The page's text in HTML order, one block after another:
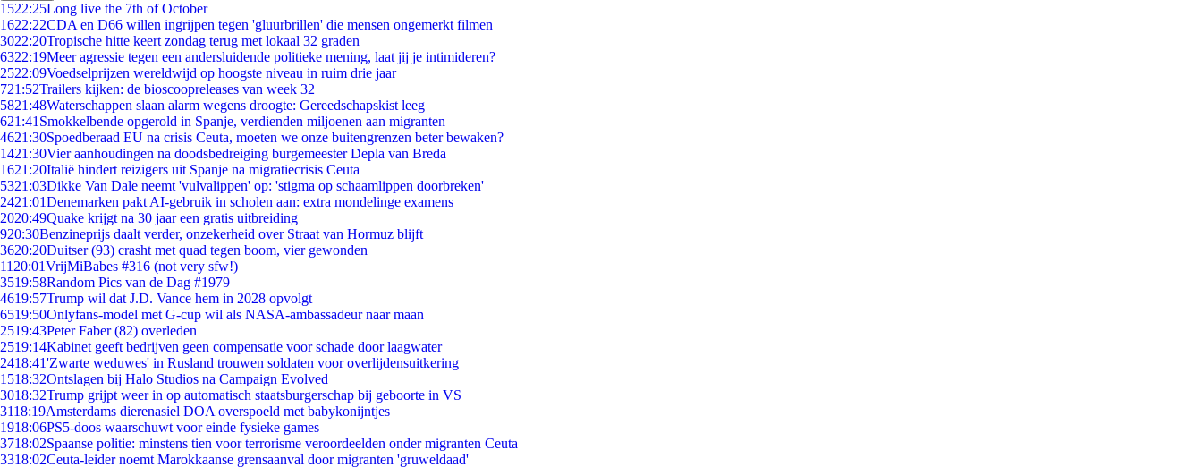
1522:25Long live the 7th of October
1622:22CDA en D66 willen ingrijpen tegen 'gluurbrillen' die mensen ongemerkt filmen
3022:20Tropische hitte keert zondag terug met lokaal 32 graden
6322:19Meer agressie tegen een andersluidende politieke mening, laat jij je intimideren?
2522:09Voedselprijzen wereldwijd op hoogste niveau in ruim drie jaar
721:52Trailers kijken: de bioscoopreleases van week 32
5821:48Waterschappen slaan alarm wegens droogte: Gereedschapskist leeg
621:41 Smokkelbende opgerold in Spanje, verdienden miljoenen aan migranten
4621:30Spoedberaad EU na crisis Ceuta, moeten we onze buitengrenzen beter bewaken?
1421:30Vier aanhoudingen na doodsbedreiging burgemeester Depla van Breda
1621:20Italië hindert reizigers uit Spanje na migratiecrisis Ceuta
5321:03Dikke Van Dale neemt 'vulvalippen' op: 'stigma op schaamlippen doorbreken'
2421:01Denemarken pakt AI-gebruik in scholen aan: extra mondelinge examens
2020:49Quake krijgt na 30 jaar een gratis uitbreiding
920:30Benzineprijs daalt verder, onzekerheid over Straat van Hormuz blijft
3620:20Duitser (93) crasht met quad tegen boom, vier gewonden
11 20:01VrijMiBabes #316 (not very sfw!)
3519:58Random Pics van de Dag #1979
4619:57Trump wil dat J.D. Vance hem in 2028 opvolgt
6519:50Onlyfans-model met G-cup wil als NASA-ambassadeur naar maan
2519:43Peter Faber (82) overleden
2519:14Kabinet geeft bedrijven geen compensatie voor schade door laagwater
2418:41'Zwarte weduwes' in Rusland trouwen soldaten voor overlijdensuitkering
1518:32Ontslagen bij Halo Studios na Campaign Evolved
3018:32Trump grijpt weer in op automatisch staatsburgerschap bij geboorte in VS
3118:19Amsterdams dierenasiel DOA overspoeld met babykonijntjes
1918:06PS5-doos waarschuwt voor einde fysieke games
3718:02Spaanse politie: minstens tien voor terrorisme veroordeelden onder migranten Ceuta
3318:02Ceuta-leider noemt Marokkaanse grensaanval door migranten 'gruweldaad'